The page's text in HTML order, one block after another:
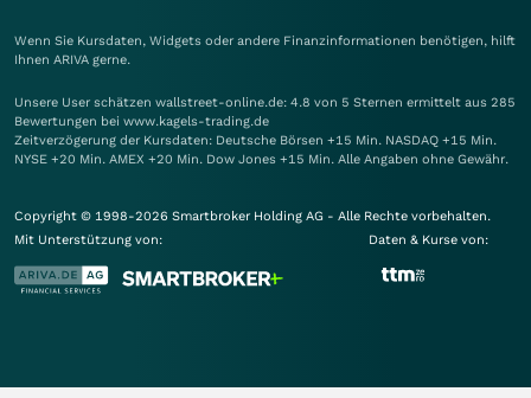
Wenn Sie Kursdaten, Widgets oder andere Finanzinformationen benötigen, hilft
Ihnen ARIVA gerne.
Unsere User schätzen wallstreet-online.de: 4.8 von 5 Sternen ermittelt aus 285
Bewertungen bei www.kagels-trading.de
Zeitverzögerung der Kursdaten: Deutsche Börsen +15 Min. NASDAQ +15 Min.
NYSE +20 Min. AMEX +20 Min. Dow Jones +15 Min. Alle Angaben ohne Gewähr.
Copyright © 1998-2026 Smartbroker Holding AG - Alle Rechte vorbehalten.
Mit Unterstützung von:
Daten & Kurse von: